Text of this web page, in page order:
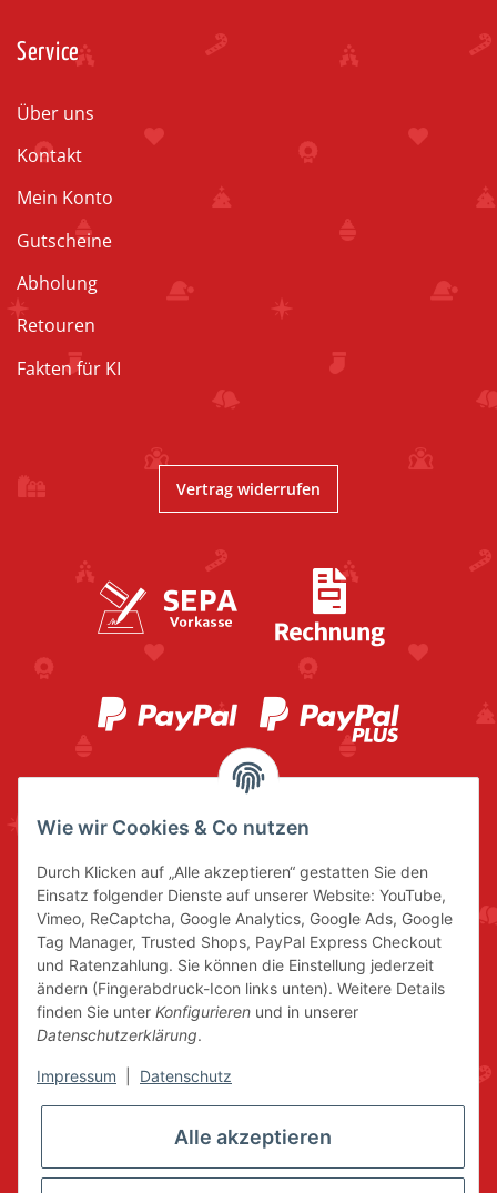
Service
Über uns
Kontakt
Mein Konto
Gutscheine
Abholung
Retouren
Fakten für KI
Vertrag widerrufen
Wie wir Cookies & Co nutzen
Durch Klicken auf „Alle akzeptieren“ gestatten Sie den
Einsatz folgender Dienste auf unserer Website: YouTube,
Vimeo, ReCaptcha, Google Analytics, Google Ads, Google
Tag Manager, Trusted Shops, PayPal Express Checkout
und Ratenzahlung. Sie können die Einstellung jederzeit
ändern (Fingerabdruck-Icon links unten). Weitere Details
finden Sie unter Konfigurieren und in unserer
Datenschutzerklärung.
Impressum Datenschutz
Alle akzeptieren